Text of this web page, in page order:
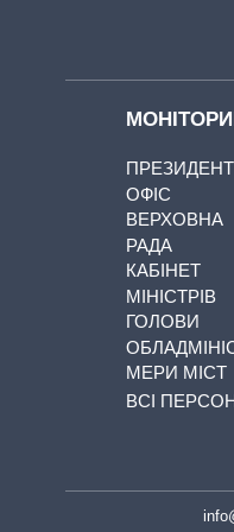
ПРЕЗИДЕНТ
ОФІС
ВЕРХОВНА
РАДА
КАБІНЕТ
МІНІСТРІВ
ГОЛОВИ
МЕРИ МІСТ
ВСІ